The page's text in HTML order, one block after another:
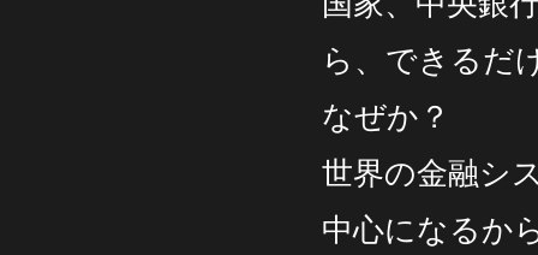
ら、できるだ
なぜか？
世界の金融シ
中心になるか